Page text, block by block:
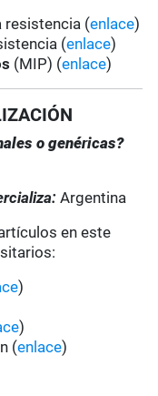
resistencia (enlace)
(enlace)
(MIP) (enlace)
o genéricas?
Argentina
en este
)
)
(enlace)